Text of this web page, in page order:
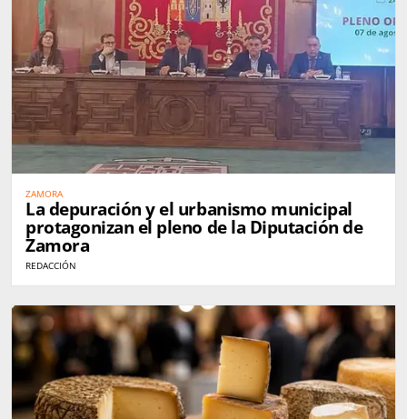
ZAMORA
La depuración y el urbanismo municipal
protagonizan el pleno de la Diputación de
Zamora
REDACCIÓN